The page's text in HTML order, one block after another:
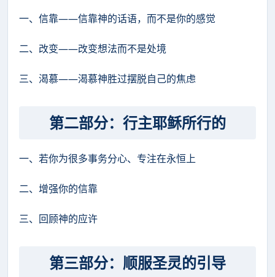
一、信靠——信靠神的话语，而不是你的感觉
二、改变——改变想法而不是处境
三、渴慕——渴慕神胜过摆脱自己的焦虑
第二部分：行主耶稣所行的
一、若你为很多事务分心、专注在永恒上
二、增强你的信靠
三、回顾神的应许
第三部分：顺服圣灵的引导